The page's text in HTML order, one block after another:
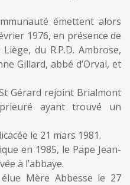
émettent alors
1976, en présence de
du R.P.D. Ambrose,
Gillard, abbé d’Orval, et
Gérard rejoint Brialmont
ayant trouvé un
le 21 mars 1981.
en 1985, le Pape Jean-
à l’abbaye.
Mère Abbesse le 27